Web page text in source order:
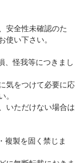
安全性未確認のた
使い下さい。
、怪我等につきまし
気をつけて必要に応
。
いただけない場合は
複製を固く禁じま